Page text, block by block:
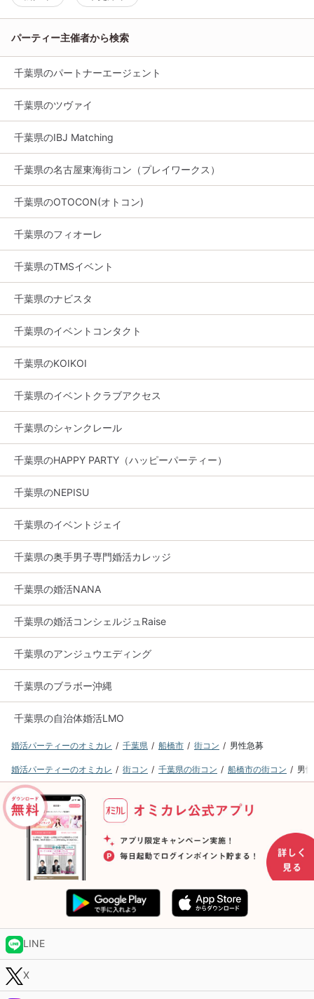
パーティー主催者から検索
千葉県のパートナーエージェント
千葉県のツヴァイ
千葉県のIBJ Matching
千葉県の名古屋東海街コン（プレイワークス）
千葉県のOTOCON(オトコン)
千葉県のフィオーレ
千葉県のTMSイベント
千葉県のナビスタ
千葉県のイベントコンタクト
千葉県のKOIKOI
千葉県のイベントクラブアクセス
千葉県のシャンクレール
千葉県のHAPPY PARTY（ハッピーパーティー）
千葉県のNEPISU
千葉県のイベントジェイ
千葉県の奥手男子専門婚活カレッジ
千葉県の婚活NANA
千葉県の婚活コンシェルジュRaise
千葉県のアンジュウエディング
千葉県のブラボー沖縄
千葉県の自治体婚活LMO
婚活パーティーのオミカレ 千葉県 船橋市 街コン 男性急募
婚活パーティーのオミカレ 街コン 千葉県の街コン 船橋市の街コン 男
LINE
X